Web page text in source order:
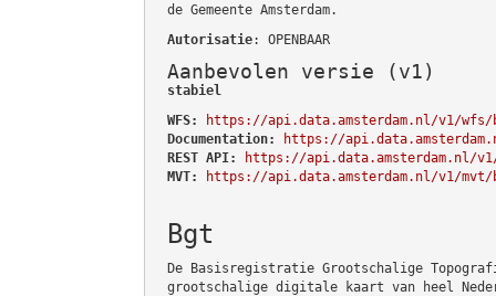
de Gemeente Amsterdam.
Autorisatie: OPENBAAR
Aanbevolen versie (v1)
stabiel
WFS:
https://api.data.amsterdam.nl/v1/wfs/
Documentation:
https://
REST API:
https://api.data.amsterdam.nl/v1/
MVT:
https://api.data.amsterdam.nl/v1/mvt/
Bgt
De Basisregistratie Grootschalige
grootschalige digitale kaart van heel